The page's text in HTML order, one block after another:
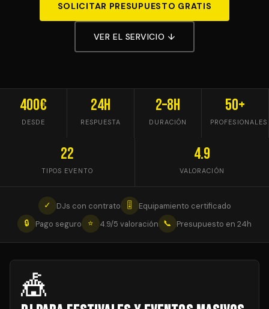
SOLICITAR PRESUPUESTO GRATIS
VER EL SERVICIO ↓
400€
DESDE
24h
RESPUESTA
2–8h
DURACIÓN
50+
PROFESIONALES
22
TIPOS EVENTO
4.9
VALORACIÓN
✓ DJs con contrato 🎚
Equipamiento certificado
🔒
Pago seguro ⭐ 4.9/5 valoración 📞 Presupuesto en 24h
🎪